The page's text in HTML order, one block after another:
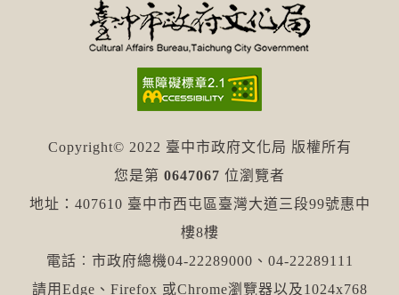
Copyright© 2022 臺中市政府文化局 版權所有
您是第 0647067 位瀏覽者
地址：407610 臺中市西屯區臺灣大道三段99號惠中
樓8樓
電話︰市政府總機04-22289000、04-22289111
請用Edge、Firefox 或Chrome瀏覽器以及1024x768